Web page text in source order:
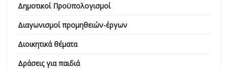
Δημοτικοί Προϋπολογισμοί
Διαγωνισμοί προμηθειών-έργων
Διοικητικά θέματα
Δράσεις για παιδιά